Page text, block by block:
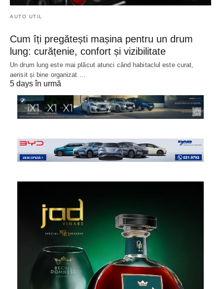
AUTO UTIL
Cum îți pregătești mașina pentru un drum
lung: curățenie, confort și vizibilitate
Un drum lung este mai plăcut atunci când habitaclul este curat,
aerisit și bine organizat.…
5 days în urmă